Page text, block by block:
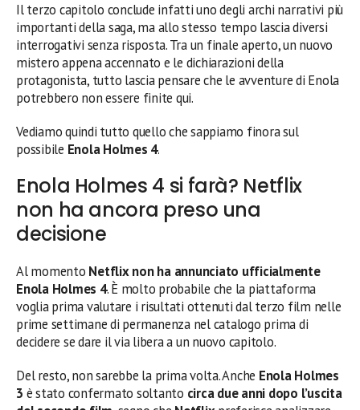
Il terzo capitolo conclude infatti uno degli archi narrativi più
importanti della saga, ma allo stesso tempo lascia diversi
interrogativi senza risposta. Tra un finale aperto, un nuovo
mistero appena accennato e le dichiarazioni della
protagonista, tutto lascia pensare che le avventure di Enola
potrebbero non essere finite qui.
Vediamo quindi tutto quello che sappiamo finora sul
possibile Enola Holmes 4.
Enola Holmes 4 si farà? Netflix
non ha ancora preso una
decisione
Al momento Netflix non ha annunciato ufficialmente
Enola Holmes 4. È molto probabile che la piattaforma
voglia prima valutare i risultati ottenuti dal terzo film nelle
prime settimane di permanenza nel catalogo prima di
decidere se dare il via libera a un nuovo capitolo.
Del resto, non sarebbe la prima volta. Anche Enola Holmes
3 è stato confermato soltanto circa due anni dopo l’uscita